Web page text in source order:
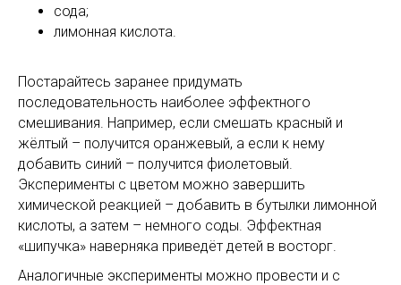
сода;
лимонная кислота.
Постарайтесь заранее придумать
последовательность наиболее эффектного
смешивания. Например, если смешать красный и
жёлтый – получится оранжевый, а если к нему
добавить синий – получится фиолетовый.
Эксперименты с цветом можно завершить
химической реакцией – добавить в бутылки лимонной
кислоты, а затем – немного соды. Эффектная
«шипучка» наверняка приведёт детей в восторг.
Аналогичные эксперименты можно провести и с